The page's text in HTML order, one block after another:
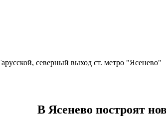
северный выход ст. метро "Ясенево"
В Ясенево построят